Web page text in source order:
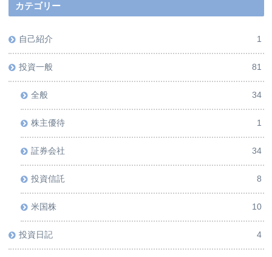
カテゴリー
自己紹介 1
投資一般 81
全般 34
株主優待 1
証券会社 34
投資信託 8
米国株 10
投資日記 4